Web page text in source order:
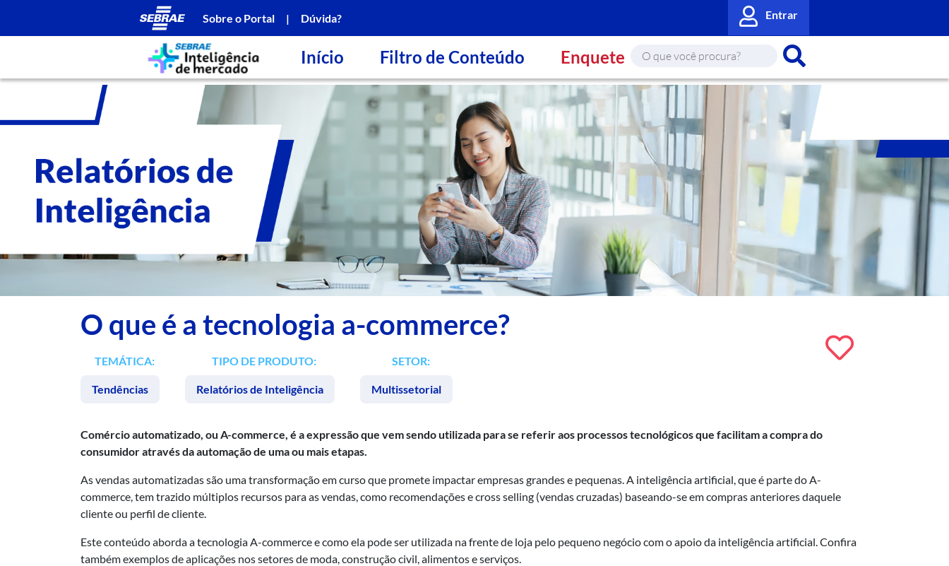
Sobre o Portal | Dúvida? Entrar
Início Filtro de Conteúdo Enquete
O que é a tecnologia a-commerce?
TEMÁTICA:
Tendências
TIPO DE PRODUTO:
Relatórios de Inteligência
SETOR:
Multissetorial
Comércio automatizado, ou A-commerce, é a expressão que vem sendo utilizada para se referir aos processos tecnológicos que facilitam a compra do
consumidor através da automação de uma ou mais etapas.
As vendas automatizadas são uma transformação em curso que promete impactar empresas grandes e pequenas. A inteligência artificial, que é parte do A-
commerce, tem trazido múltiplos recursos para as vendas, como recomendações e cross selling (vendas cruzadas) baseando-se em compras anteriores daquele
cliente ou perfil de cliente.
Este conteúdo aborda a tecnologia A-commerce e como ela pode ser utilizada na frente de loja pelo pequeno negócio com o apoio da inteligência artificial. Confira
também exemplos de aplicações nos setores de moda, construção civil, alimentos e serviços.